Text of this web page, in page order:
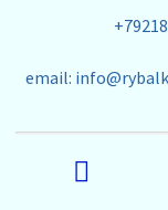
email: